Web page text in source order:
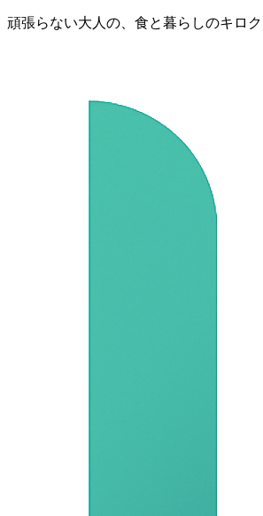
頑張らない大人の、食と暮らしのキロク